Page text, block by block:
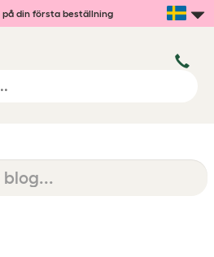
på din första beställning